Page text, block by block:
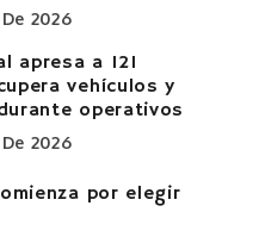
2026
apresa a 121
vehículos y
operativos
2026
por elegir